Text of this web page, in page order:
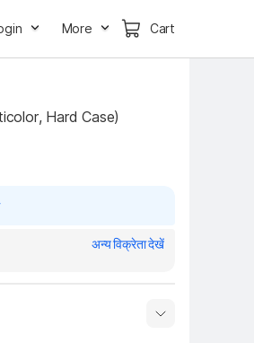
More Cart
Hard Case)
अन्य विक्रेता देखें